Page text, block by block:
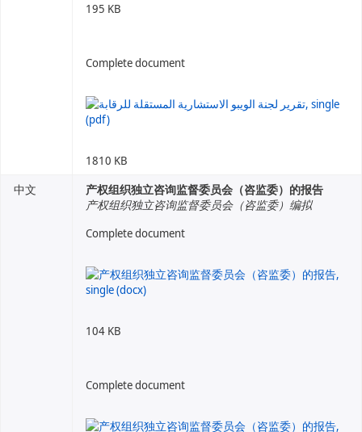
195 KB
Complete document
1810 KB
中文
产权组织独立咨询监督委员会（咨监委）的报告
产权组织独立咨询监督委员会（咨监委）编拟
Complete document
104 KB
Complete document